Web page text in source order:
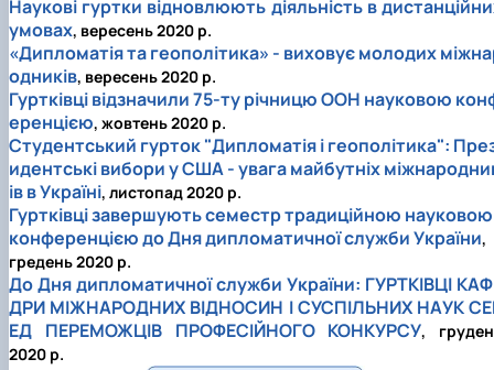
Наукові гуртки відновлюють діяльність в
умовах, вересень 2020 р.
«Дипломатія та геополітика» - виховує молодих
одників, вересень 2020 р.
Гуртківці відзначили 75-ту річницю ООН науковою
еренцією, жовтень 2020 р.
Студентський гурток "Дипломатія і геополітика":
идентські вибори у США - увага майбутніх
ів в Україні, листопад 2020 р.
Гуртківці завершують семестр традиційною науковою
конференцією до Дня дипломатичної служби України,
гредень 2020 р.
До Дня дипломатичної служби України: ГУРТКІВЦІ
ДРИ МІЖНАРОДНИХ ВІДНОСИН І СУСПІЛЬНИХ НАУК
ЕД ПЕРЕМОЖЦІВ ПРОФЕСІЙНОГО КОНКУРСУ,
2020 р.